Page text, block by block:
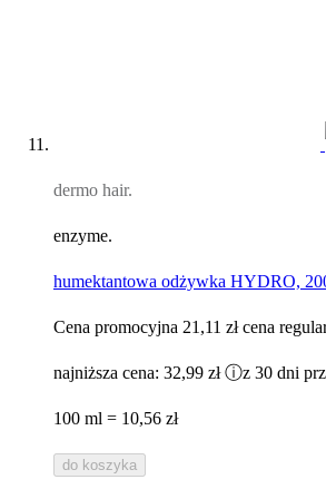
dermo hair.
enzyme.
humektantowa odżywka HYDRO,
Cena promocyjna 21,11 zł cena
najniższa cena: 32,99 zł ⓘz 30 dni
100 ml = 10,56 zł
do koszyka